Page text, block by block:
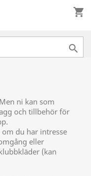
shopping_cart

ni kan som
och tillbehör för
du har intresse
eller
(kan